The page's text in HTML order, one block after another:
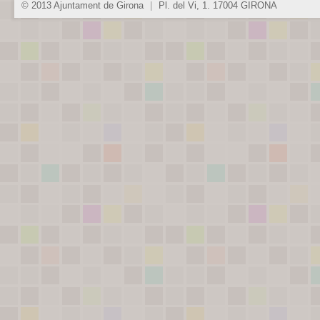
© 2013 Ajuntament de Girona Pl. del Vi, 1. 17004 GIRONA